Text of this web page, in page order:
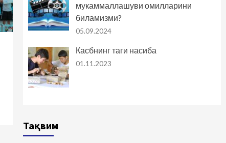
мукаммаллашуви омилларини
биламизми?
05.09.2024
Касбнинг таги насиба
01.11.2023
Тақвим